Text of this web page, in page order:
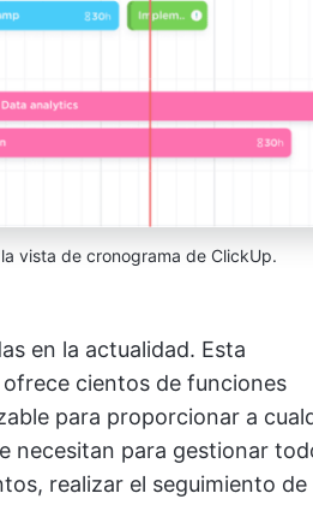
vista de cronograma de ClickUp.
en la actualidad. Esta
ofrece cientos de funciones
para proporcionar a
necesitan para gestionar
realizar el seguimiento de